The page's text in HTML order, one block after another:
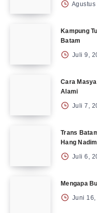
Agustus
Kampung
Batam
Juli 9,
Cara
Alami
Juli 7,
Trans
Hang Nadim
Juli 6,
Mengapa
Juni 16,